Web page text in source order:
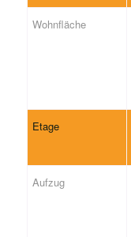
Wohnfläche
Etage
Aufzug